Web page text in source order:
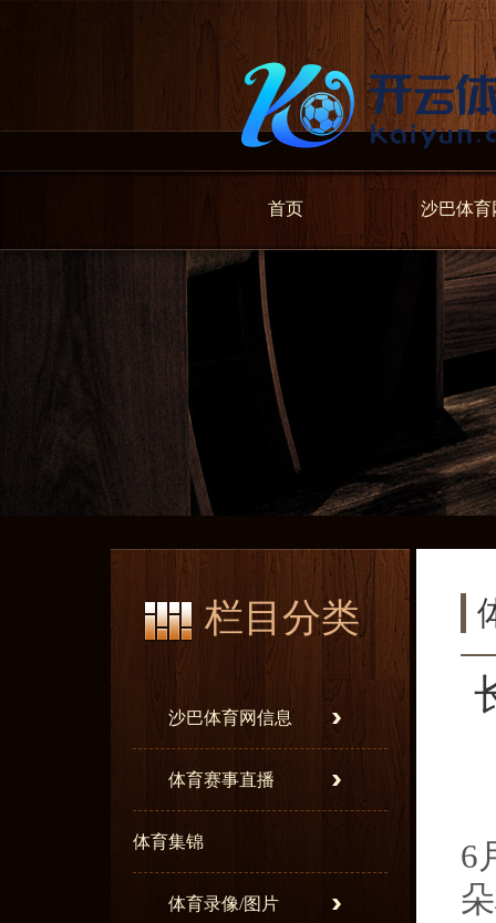
首页 沙巴体育
栏目分类
沙巴体育网信息
体育赛事直播
体育集锦
体育录像/图片
6